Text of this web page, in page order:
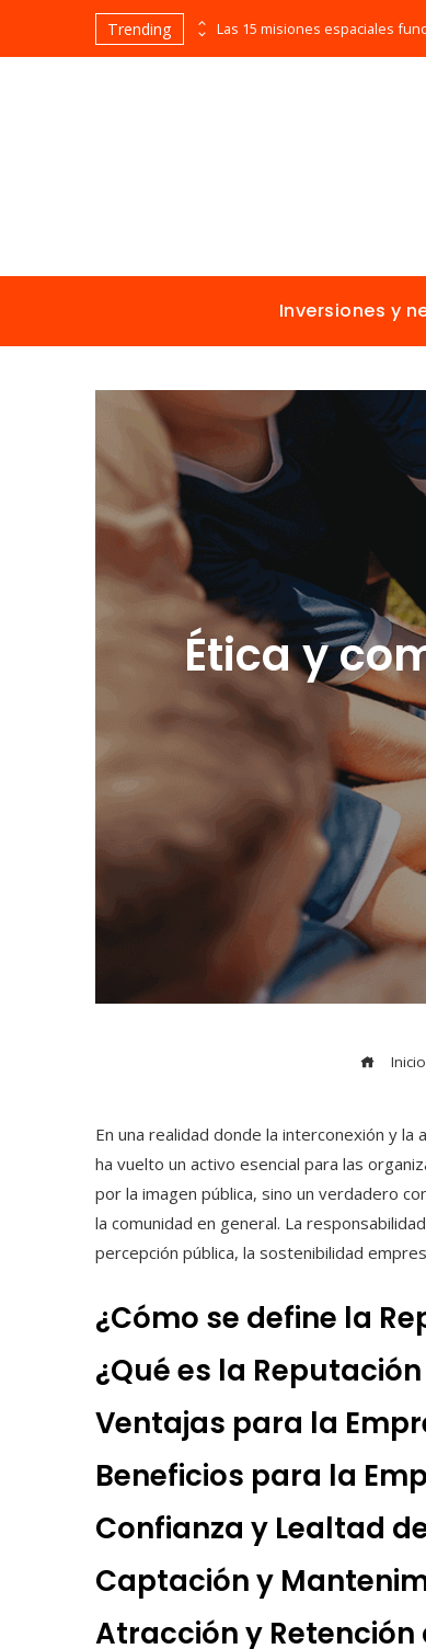
Trending Evolución cronológica de los teatros en funcionamiento más antiguos
Inversiones y
Ética y
Inicio
En una realidad donde la interconexión y
ha vuelto un activo esencial para las
por la imagen pública, sino un verdadero
la comunidad en general. La
percepción pública, la sostenibilidad
¿Cómo se define la
¿Qué es la
Ventajas para la
Beneficios para la
Confianza y Lealtad
Captación y
Atracción y Retención